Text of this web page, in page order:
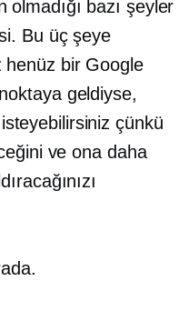
olmadığı bazı şeyler
Bu üç şeye
henüz bir Google
geldiyse,
çünkü
ve ona daha